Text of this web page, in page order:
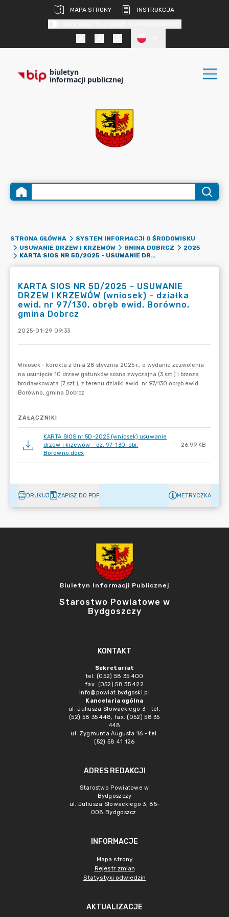
MAPA STRONY
INSTRUKCJA
biuletyn
informacji publicznej
STRONA GŁÓWNA
SYSTEM INFORMACJI O ŚRODOWISKU
USUWANIE DRZEW I KRZEWÓW
GMINA DOBRCZ
2025
KARTA SIOS NR 5D/2025 - USUWANIE DRZEW I KRZEWÓW (WNIOSEK) - DZIAŁKA EWID. NR 97/130, OBRĘB EWID. BORÓWNO, GMINA DOBRCZ
KARTA SIOS NR 5D/2025 - USUWANIE
DRZEW I KRZEWÓW (wniosek) - działka
ewid. nr 97/130, obręb ewid. Borówno,
gmina Dobrcz
2025-01-29 09:33
ZAŁĄCZNIKI
KARTA SIOS nr 5D-2025 (wniosek) usuwanie
drzew i krzewów - dz. 97-130, obr.
Borówno.docx
26.99 KB
DRUKUJ ZAPISZ DO PDF METRYCZKA
Biuletyn Informacji Publicznej
Starostwo Powiatowe w
Bydgoszczy
KONTAKT
Sekretariat
tel. (052) 58 35 400
fax. (052) 58 35 422
info@powiat.bydgoski.pl
Kancelaria ogólna
ul. Juliusza Słowackiego 3 - tel.
(52) 58 35 448, fax. (052) 58 35
448
ul. Zygmunta Augusta 16 - tel.
(52) 58 41 126
ADRES REDAKCJI
Starostwo Powiatowe w
Bydgoszczy
ul. Juliusza Słowackiego 3, 85-
008 Bydgoszcz
INFORMACJE
Mapa strony
Rejestr zmian
Statystyki odwiedzin
AKTUALIZACJE